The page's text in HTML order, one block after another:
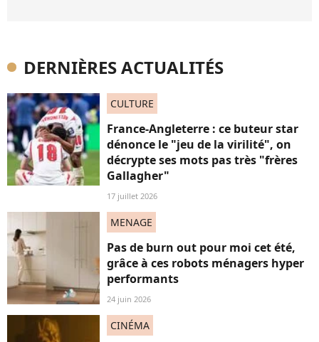
DERNIÈRES ACTUALITÉS
CULTURE
France-Angleterre : ce buteur star
dénonce le "jeu de la virilité", on
décrypte ses mots pas très "frères
Gallagher"
17 juillet 2026
MENAGE
Pas de burn out pour moi cet été,
grâce à ces robots ménagers hyper
performants
24 juin 2026
CINÉMA